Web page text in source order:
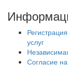
услуг
Согласие